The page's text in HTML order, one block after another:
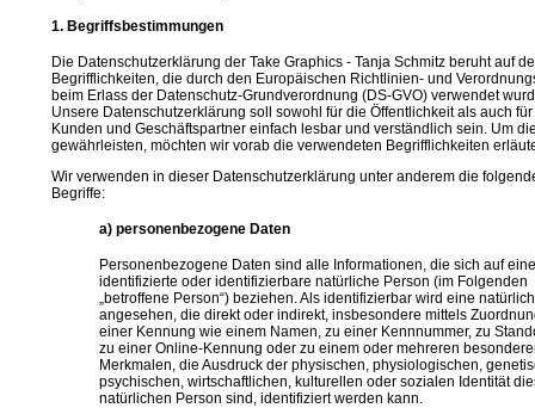
1. Begriffsbestimmungen
Die Datenschutzerklärung der Take Graphics - Tanja Schmitz beruht auf
Begrifflichkeiten, die durch den Europäischen Richtlinien- und
beim Erlass der Datenschutz-Grundverordnung (DS-GVO) verwendet
Unsere Datenschutzerklärung soll sowohl für die Öffentlichkeit als auch
Kunden und Geschäftspartner einfach lesbar und verständlich sein. Um
gewährleisten, möchten wir vorab die verwendeten Begrifflichkeiten
Wir verwenden in dieser Datenschutzerklärung unter anderem die
Begriffe:
a) personenbezogene Daten
Personenbezogene Daten sind alle Informationen, die sich auf eine
identifizierte oder identifizierbare natürliche Person (im Folgenden
„betroffene Person“) beziehen. Als identifizierbar wird eine
angesehen, die direkt oder indirekt, insbesondere mittels
einer Kennung wie einem Namen, zu einer Kennnummer, zu
zu einer Online-Kennung oder zu einem oder mehreren
Merkmalen, die Ausdruck der physischen, physiologischen,
psychischen, wirtschaftlichen, kulturellen oder sozialen Identität
natürlichen Person sind, identifiziert werden kann.